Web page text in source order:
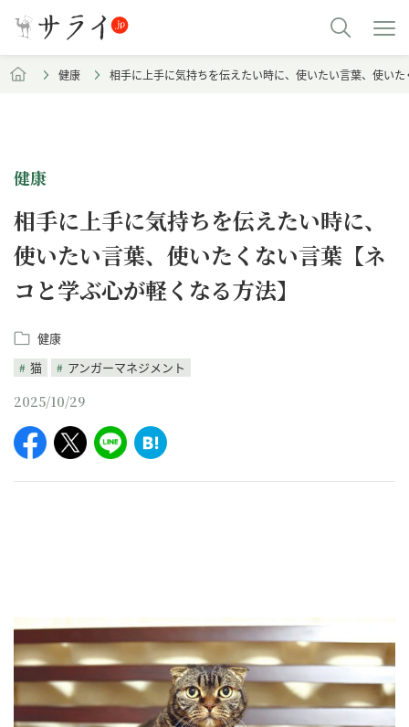
健康 相手に上手に気持ちを伝えたい時に、使いたい言葉、使い
健康
相手に上手に気持ちを伝えたい時に、
使いたい言葉、使いたくない言葉【ネ
コと学ぶ心が軽くなる方法】
健康
猫
アンガーマネジメント
2025/10/29